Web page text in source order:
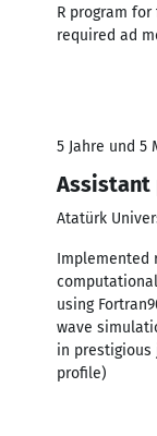
R program
required ad
5 Jahre und 5
Atatürk
Implemented
using
wave
in prestigious
proﬁle)